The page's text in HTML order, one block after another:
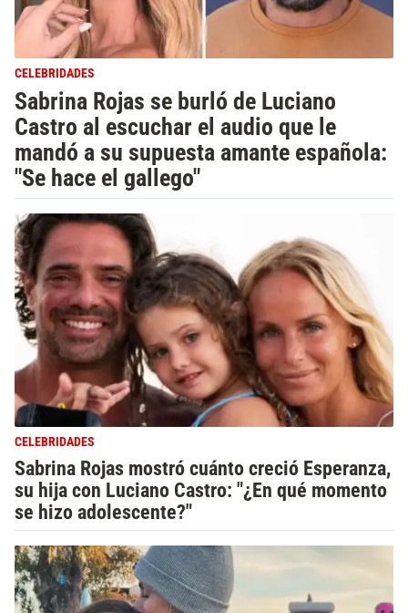
CELEBRIDADES
Sabrina Rojas se burló de Luciano
Castro al escuchar el audio que le
mandó a su supuesta amante española:
"Se hace el gallego"
CELEBRIDADES
Sabrina Rojas mostró cuánto creció Esperanza,
su hija con Luciano Castro: "¿En qué momento
se hizo adolescente?"